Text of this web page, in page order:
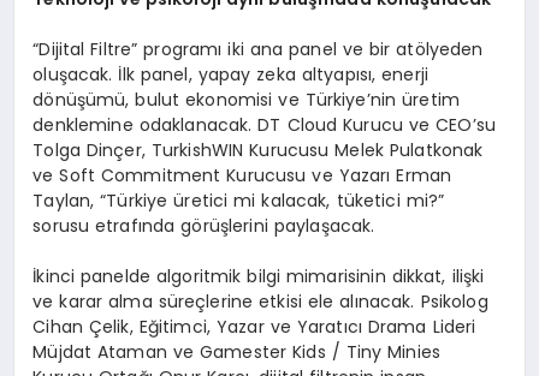
“Dijital Filtre” programı iki ana panel ve bir atölyeden
oluşacak. İlk panel, yapay zeka altyapısı, enerji
dönüşümü, bulut ekonomisi ve Türkiye’nin üretim
denklemine odaklanacak. DT Cloud Kurucu ve CEO’su
Tolga Dinçer, TurkishWIN Kurucusu Melek Pulatkonak
ve Soft Commitment Kurucusu ve Yazarı Erman
Taylan, “Türkiye üretici mi kalacak, tüketici mi?”
sorusu etrafında görüşlerini paylaşacak.
İkinci panelde algoritmik bilgi mimarisinin dikkat, ilişki
ve karar alma süreçlerine etkisi ele alınacak. Psikolog
Cihan Çelik, Eğitimci, Yazar ve Yaratıcı Drama Lideri
Müjdat Ataman ve Gamester Kids / Tiny Minies